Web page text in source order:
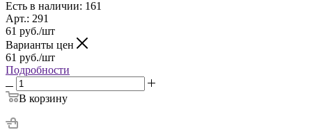
Есть в наличии: 161
Арт.: 291
61 руб./шт
Варианты цен
61 руб./шт
Подробности
В корзину